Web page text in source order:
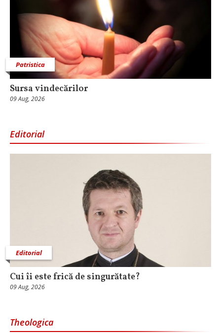
Patristica
Sursa vindecărilor
09 Aug, 2026
Editorial
Editorial
Cui îi este frică de singurătate?
09 Aug, 2026
Theologica